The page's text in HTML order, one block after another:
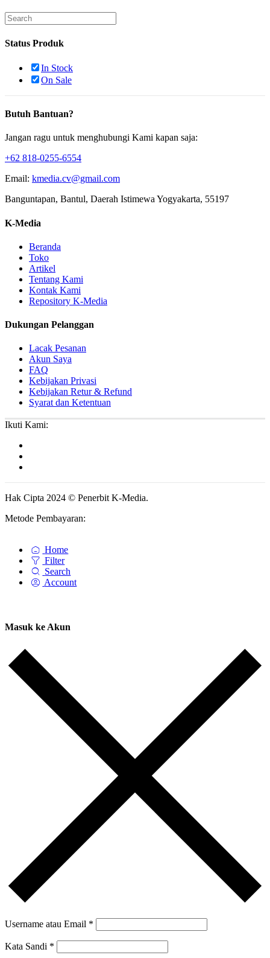
Status Produk
In Stock
On Sale
Butuh Bantuan?
Jangan ragu untuk menghubungi Kami kapan saja:
+62 818-0255-6554
Email: kmedia.cv@gmail.com
Banguntapan, Bantul, Daerah Istimewa Yogyakarta, 55197
K-Media
Beranda
Toko
Artikel
Tentang Kami
Kontak Kami
Repository K-Media
Dukungan Pelanggan
Lacak Pesanan
Akun Saya
FAQ
Kebijakan Privasi
Kebijakan Retur & Refund
Syarat dan Ketentuan
Ikuti Kami:
Hak Cipta 2024 © Penerbit K-Media.
Metode Pembayaran:
Home
Filter
Search
Account
Masuk ke Akun
Username atau Email *
Kata Sandi *